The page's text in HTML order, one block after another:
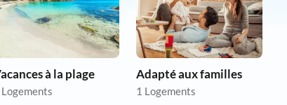
à la plage
Logements
Adapté aux familles
1 Logements